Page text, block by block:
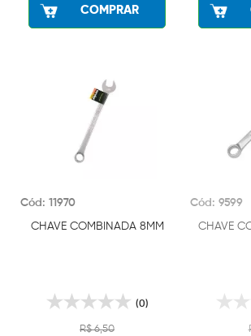
COMPRAR
Cód: 11970
CHAVE COMBINADA 8MM
(0)
R$ 6,50
Cód: 9599
CHAVE